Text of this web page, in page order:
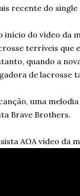
recente do
início do vídeo da
terríveis que
quando a
de lacrosse
uma
Brave Brothers.
AOA vídeo da